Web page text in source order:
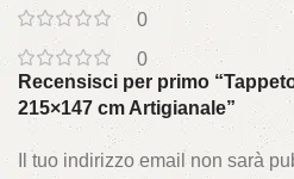
0
0
Recensisci per primo
215×147 cm Artigianale”
Il tuo indirizzo email non sarà